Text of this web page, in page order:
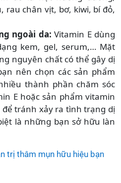
rau chân vịt, bơ, kiwi, bí đỏ,
ngoài da: Vitamin E dùng
kem, gel, serum,… Mặt
nguyên chất có thể gây dị
nên chọn các sản phẩm
thành phần chăm sóc
E hoặc sản phẩm vitamin
để tránh xảy ra tình trạng dị
là những bạn sở hữu làn
trị thâm mụn hữu hiệu bạn